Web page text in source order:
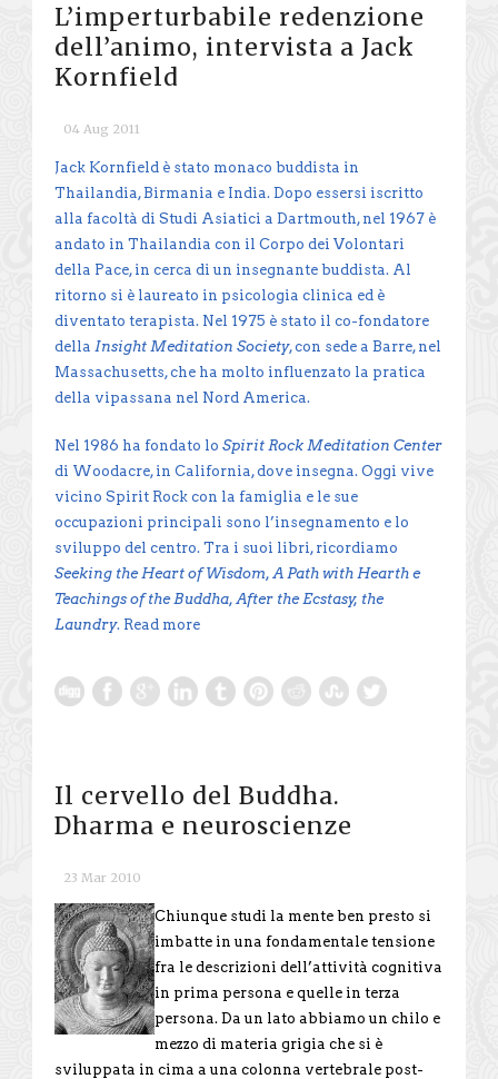
L’imperturbabile redenzione
dell’animo, intervista a Jack
Kornfield
04 Aug 2011
Jack Kornfield è stato monaco buddista in
Thailandia, Birmania e India. Dopo essersi iscritto
alla facoltà di Studi Asiatici a Dartmouth, nel 1967 è
andato in Thailandia con il Corpo dei Volontari
della Pace, in cerca di un insegnante buddista. Al
ritorno si è laureato in psicologia clinica ed è
diventato terapista. Nel 1975 è stato il co-fondatore
della Insight Meditation Society, con sede a Barre, nel
Massachusetts, che ha molto influenzato la pratica
della vipassana nel Nord America.
Nel 1986 ha fondato lo Spirit Rock Meditation Center
di Woodacre, in California, dove insegna. Oggi vive
vicino Spirit Rock con la famiglia e le sue
occupazioni principali sono l’insegnamento e lo
sviluppo del centro. Tra i suoi libri, ricordiamo
Seeking the Heart of Wisdom, A Path with Hearth e
Teachings of the Buddha, After the Ecstasy, the
Laundry. Read more
Il cervello del Buddha.
Dharma e neuroscienze
23 Mar 2010
Chiunque studi la mente ben presto si
imbatte in una fondamentale tensione
fra le descrizioni dell’attività cognitiva
in prima persona e quelle in terza
persona. Da un lato abbiamo un chilo e
mezzo di materia grigia che si è
sviluppata in cima a una colonna vertebrale post-